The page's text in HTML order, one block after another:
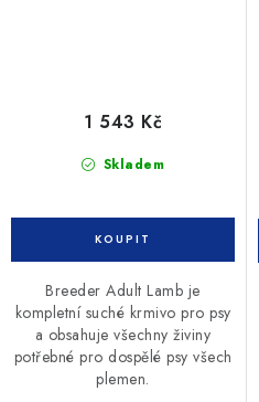
Skladem
1 543 Kč
Breeder Adult Lamb je
kompletní suché krmivo pro psy
a obsahuje všechny živiny
potřebné pro dospělé psy všech
plemen.